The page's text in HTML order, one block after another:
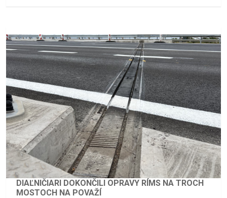
DIAĽNIČIARI DOKONČILI OPRAVY RÍMS NA TROCH
MOSTOCH NA POVAŽÍ